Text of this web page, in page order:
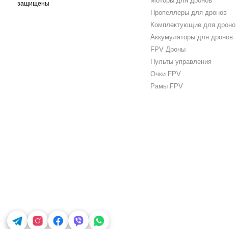
защищены
Пропеллеры для дронов
Комплектующие для
Аккумуляторы для дронов
FPV Дроны
Пульты управления
Очки FPV
Рамы FPV